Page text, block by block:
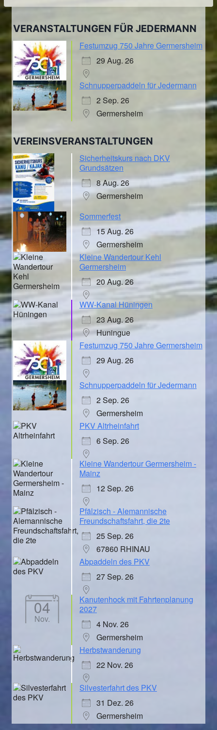
VERANSTALTUNGEN FÜR JEDERMANN
Festumzug 750 Jahre Germersheim
29 Aug. 26
Schnupperpaddeln für Jedermann
2 Sep. 26
Germersheim
VEREINSVERANSTALTUNGEN
Sicherheitskurs nach DKV
Grundsätzen
8 Aug. 26
Germersheim
Sommerfest
15 Aug. 26
Germersheim
Kleine Wandertour Kehl
Germersheim
20 Aug. 26
WW-Kanal Hüningen
23 Aug. 26
Huningue
Festumzug 750 Jahre Germersheim
29 Aug. 26
Schnupperpaddeln für Jedermann
2 Sep. 26
Germersheim
PKV Altrheinfahrt
6 Sep. 26
Kleine Wandertour Germersheim -
Mainz
12 Sep. 26
Pfälzisch - Alemannische
Freundschaftsfahrt, die 2te
25 Sep. 26
67860 RHINAU
Abpaddeln des PKV
27 Sep. 26
04
Nov.
Kanutenhock mit Fahrtenplanung
2027
4 Nov. 26
Germersheim
Herbstwanderung
22 Nov. 26
Silvesterfahrt des PKV
31 Dez. 26
Germersheim